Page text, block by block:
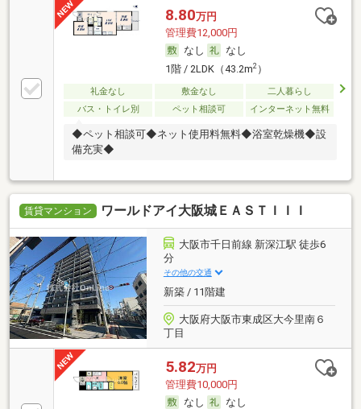
8.80万円
管理費12,000円
なし
なし
1階 / 2LDK（43.2m2）
礼金なし 敷金なし
二人暮らし
バス・トイレ別
ペット相談可 インターネット無料
◆ペット相談可◆ネット使用料無料◆浴室乾燥機◆設
備充実◆
賃貸マンション ワールドアイ大阪城ＥＡＳＴＩＩＩ
大阪市千日前線 新深江駅 徒歩6
分
その他の交通
新築 / 11階建
大阪府大阪市東成区大今里南６
丁目
5.82万円
管理費10,000円
なし
なし